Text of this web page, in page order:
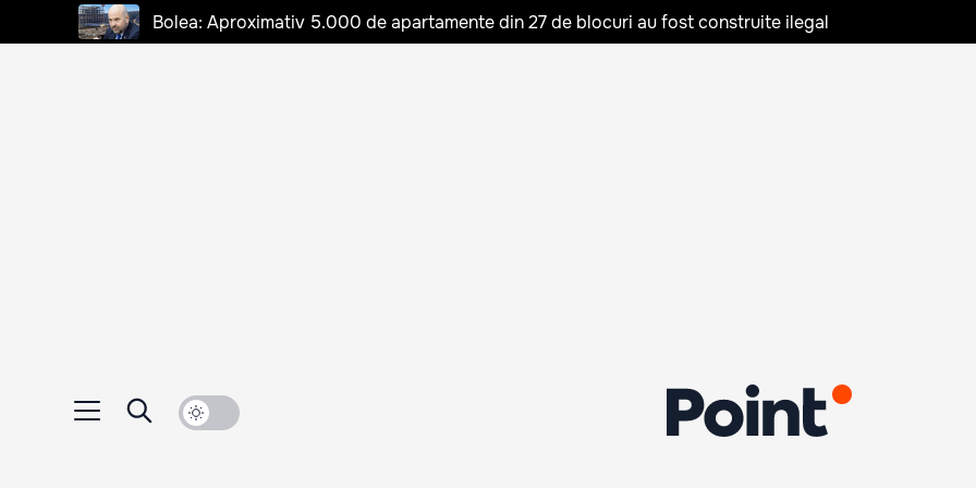
Bolea: Aproximativ 5.000 de apartamente din 27 de blocuri au fost construite ilegal